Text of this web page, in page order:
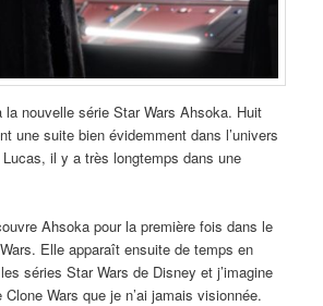
la nouvelle série Star Wars Ahsoka. Huit
une suite bien évidemment dans l’univers
il y a très longtemps dans une
Ahsoka pour la première fois dans le
Elle apparaît ensuite de temps en
séries Star Wars de Disney et j’imagine
Wars que je n’ai jamais visionnée.